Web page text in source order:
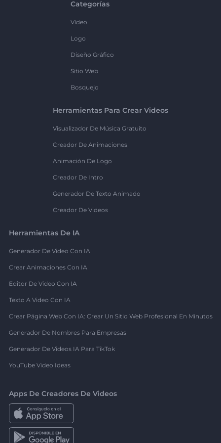
Categorías
Vídeo
Logo
Diseño Gráfico
Sitio Web
Bosquejo
Herramientas Para Crear Videos
Visualizador De Música Gratuito
Creador De Animaciones
Animación De Logo
Creador De Intro
Generador De Texto Animado
Creador De Videos
Herramientas De IA
Generador De Video Con IA
Crear Animaciones Con IA
Editor De Video Con IA
Texto A Video Con IA
Crear Página Web Con IA: Crear Un Sitio Web Profesional En Minutos
Generador De Nombres Para Empresas
Generador De Videos IA Para TikTok
YouTube Video Ideas
Apps De Creadores De Videos